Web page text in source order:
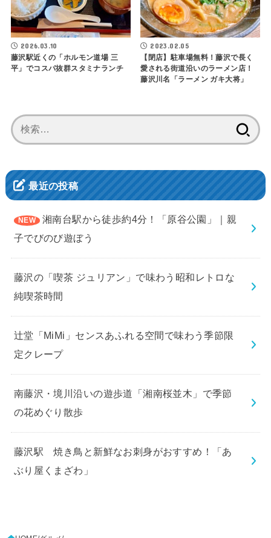
2026.03.10
藤沢駅近くの「ホルモン道場 三
平」でコスパ抜群スタミナランチ
2023.02.05
【閉店】駐車場無料！藤沢で長く
愛される街道沿いのラーメン店！
藤沢川名「ラーメン ガキ大将」
索:
最近の投稿
湘南台駅から徒歩約4分！「原谷公園」｜親
子でびのび遊ぼう
藤沢の「喫茶 ジュリアン」で味わう昭和レトロな
純喫茶時間
辻堂「MiMi」センスあふれる空間で味わう季節限
定クレープ
南藤沢・境川沿いの遊歩道「湘南桜並木」で季節
の花めぐり散歩
藤沢駅 焼き鳥と新鮮なお刺身がおすすめ！「あ
ぶり屋くまざわ」